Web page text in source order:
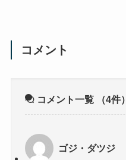
コメント
コメント一覧 （4件）
ゴジ・ダツジ